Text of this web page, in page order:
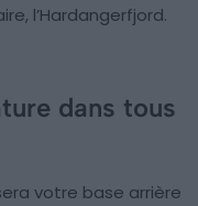
l’Hardangerfjord.
dans tous
votre base arrière